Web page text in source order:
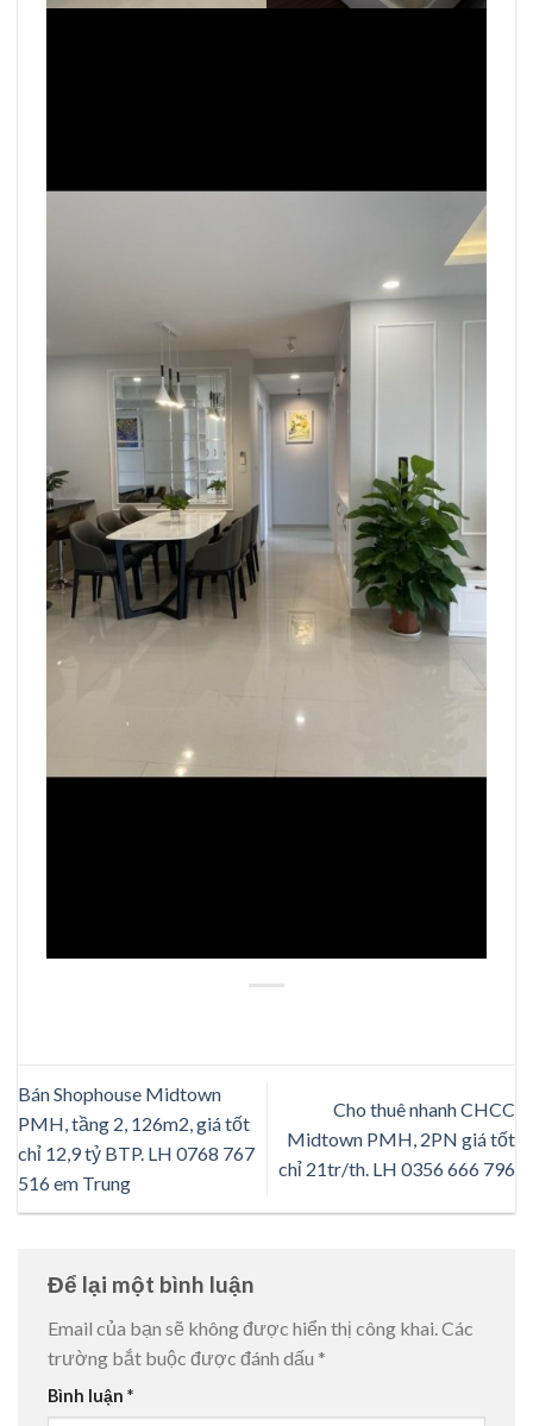
Bán Shophouse Midtown
PMH, tầng 2, 126m2, giá tốt
chỉ 12,9 tỷ BTP. LH 0768 767
516 em Trung
Cho thuê nhanh CHCC
Midtown PMH, 2PN giá tốt
chỉ 21tr/th. LH 0356 666 796
Để lại một bình luận
Email của bạn sẽ không được hiển thị công khai.Các
trường bắt buộc được đánh dấu *
Bình luận *